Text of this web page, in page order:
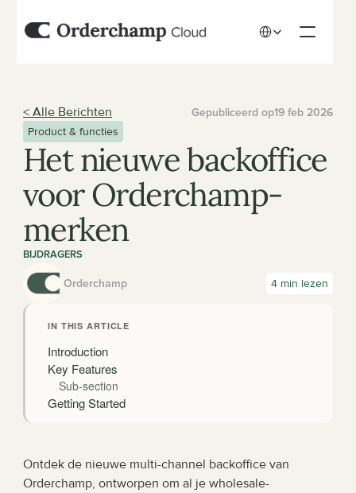
< Alle Berichten Gepubliceerd op19 feb 2026
Product & functies
Het nieuwe backoffice
voor Orderchamp-
merken
BIJDRAGERS
Orderchamp 4 min lezen
IN THIS ARTICLE
Introduction
Key Features
Sub-section
Getting Started
Ontdek de nieuwe multi-channel backoffice van
Orderchamp, ontworpen om al je wholesale-